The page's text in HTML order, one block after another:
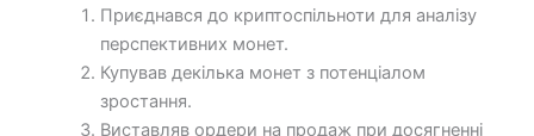
Приєднався до криптоспільноти для аналізу
перспективних монет.
Купував декілька монет з потенціалом
зростання.
Виставляв ордери на продаж при досягненні